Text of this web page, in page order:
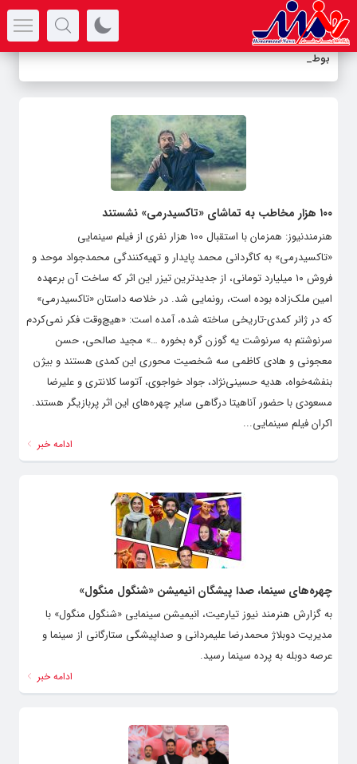
بوطیقای-
۱۰۰ هزار مخاطب به تماشای «تاکسیدرمی» نشستند
هنرمندنیوز: همزمان با استقبال ۱۰۰ هزار نفری از فیلم سینمایی
«تاکسیدرمی» به کاگردانی محمد پایدار و تهیه‌کنندگی محمدجواد موحد و
فروش ۱۰ میلیارد تومانی، از جدیدترین تیزر این اثر که ساخت آن برعهده
امین ملک‌زاده بوده است، رونمایی شد. در خلاصه داستان «تاکسیدرمی»
که در ژانر کمدی-تاریخی ساخته شده، آمده است: «هیچ‌وقت فکر نمی‌کردم
سرنوشتم به سرنوشت یه گوزن گره بخوره …» مجید صالحی، حسن
معجونی و هادی کاظمی سه شخصیت محوری این کمدی هستند و بیژن
بنفشه‌خواه، هدیه حسینی‌نژاد، جواد خواجوی، آتوسا کلانتری و علیرضا
مسعودی با حضور آناهیتا درگاهی سایر چهره‌های این اثر پربازیگر هستند.
اکران فیلم سینمایی...
ادامه خبر
چهره‌های سینما، صدا پیشگان انیمیشن «شنگول منگول»
به گزارش هنرمند نیوز تیارعیت، انیمیشن سینمایی «شنگول منگول» با
مدیریت دوبلاژ محمدرضا علیمردانی و صداپیشگی ستارگانی از سینما و
عرصه دوبله به پرده سینما رسید.
ادامه خبر